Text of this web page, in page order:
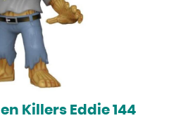
Killers Eddie 144